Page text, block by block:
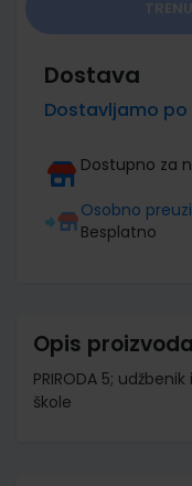
Dostava
Dostavljamo
Dostupno za
Osobno
Besplatno
Opis proizvoda
PRIRODA 5;
škole